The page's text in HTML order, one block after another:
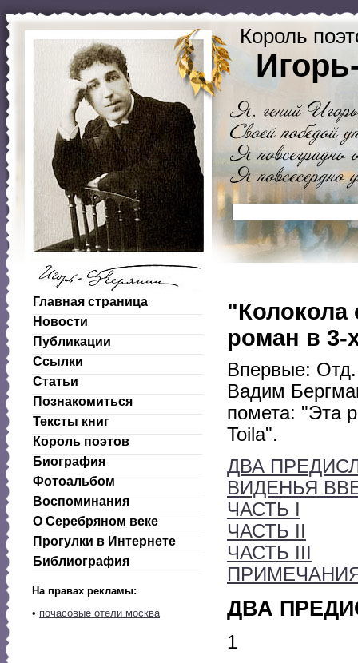
Король
Главная страница
Новости
Публикации
Ссылки
Статьи
Познакомиться
Тексты книг
Король поэтов
Биография
Фотоальбом
Воспоминания
О Серебряном веке
Прогулки в Интернете
Библиография
На правах рекламы:
• почасовые отели москва
"Колокола
роман в 3-
Впервые:
Вадим
помета: "Эта
Toila".
ДВА
ВИДЕНЬЯ
ЧАСТЬ I
ЧАСТЬ II
ЧАСТЬ III
ДВА
1